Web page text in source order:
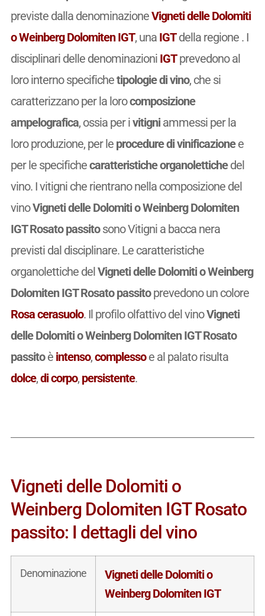
previste dalla denominazioneVigneti delle Dolomiti
o Weinberg Dolomiten IGT, una IGTdella regione . I
disciplinari delle denominazioni IGTprevedono al
loro interno specifichetipologie di vino, che si
caratterizzano per la lorocomposizione
ampelografica, ossia per ivitigniammessi per la
loro produzione, per le procedure di vinificazionee
per le specifichecaratteristiche organolettichedel
vino. I vitigni che rientrano nella composizione del
vinoVigneti delle Dolomiti o Weinberg Dolomiten
IGT Rosato passitosono Vitigni a bacca nera
previsti dal disciplinare. Le caratteristiche
organolettiche delVigneti delle Dolomiti o Weinberg
Dolomiten IGT Rosato passitoprevedono un colore
Rosa cerasuolo. Il profilo olfattivo del vinoVigneti
delle Dolomiti o Weinberg Dolomiten IGT Rosato
passitoè intenso,complessoe al palato risulta
dolce,di corpo, persistente.
Vigneti delle Dolomiti o
Weinberg Dolomiten IGT Rosato
passito: I dettagli del vino
Denominazione
Vigneti delle Dolomiti o
Weinberg Dolomiten IGT